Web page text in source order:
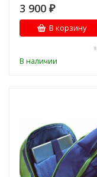
3 900 ₽
В корзину
В наличии